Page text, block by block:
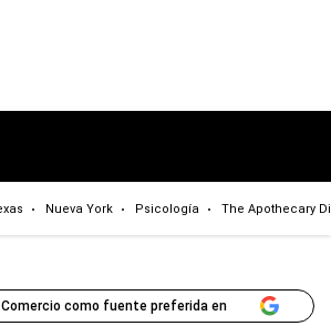
Nueva York Psicología The Apothecary
Comercio como fuente preferida en